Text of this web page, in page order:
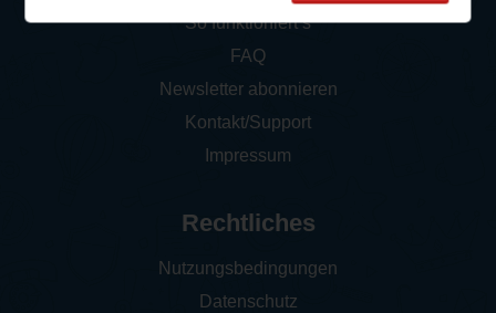
So funktioniert‘s
FAQ
Newsletter abonnieren
Kontakt/Support
Impressum
Rechtliches
Nutzungsbedingungen
Datenschutz